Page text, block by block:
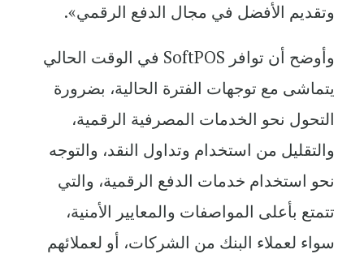
وتقديم الأفضل في مجال الدفع الرقمي».
وأوضح أن توافر SoftPOS في الوقت الحالي
يتماشى مع توجهات الفترة الحالية، بضرورة
التحول نحو الخدمات المصرفية الرقمية،
والتقليل من استخدام وتداول النقد، والتوجه
نحو استخدام خدمات الدفع الرقمية، والتي
تتمتع بأعلى المواصفات والمعايير الأمنية،
سواء لعملاء البنك من الشركات، أو لعملائهم